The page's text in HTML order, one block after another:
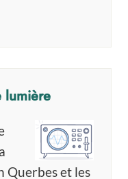
lumière
Querbes et les